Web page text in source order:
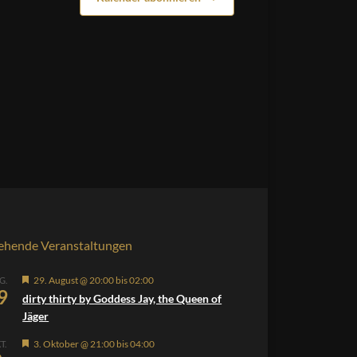
Veranstaltungen
Hervorgehoben
29. August @ 20:00 bis02:00
dirty thirty by Goddess Jay, the Queen of
Jäger
Hervorgehoben
3. Oktober @ 21:00 bis04:00